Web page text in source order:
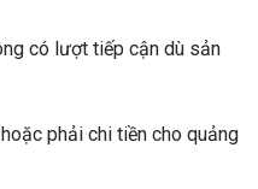
có lượt tiếp cận dù sản
phải chi tiền cho quảng